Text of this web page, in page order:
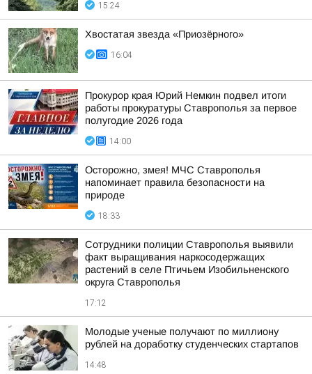
15:24
Хвостатая звезда «Приозёрного»
16:04
Прокурор края Юрий Немкин подвел итоги
работы прокуратуры Ставрополья за первое
полугодие 2026 года
14:00
Осторожно, змея! МЧС Ставрополья
напоминает правила безопасности на
природе
18:33
Сотрудники полиции Ставрополья выявили
факт выращивания наркосодержащих
растений в селе Птичьем Изобильненского
округа Ставрополья
17:12
Молодые ученые получают по миллиону
рублей на доработку студенческих стартапов
14:48